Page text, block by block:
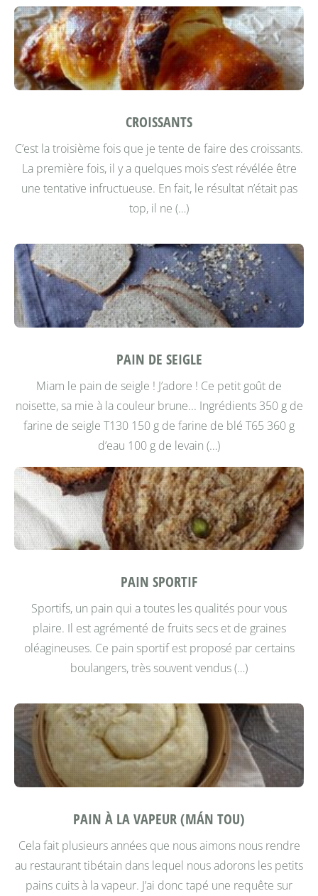
CROISSANTS
C’est la troisième fois que je tente de faire des croissants.
La première fois, il y a quelques mois s’est révélée être
une tentative infructueuse. En fait, le résultat n’était pas
top, il ne (…)
PAIN DE SEIGLE
Miam le pain de seigle ! J’adore ! Ce petit goût de
noisette, sa mie à la couleur brune... Ingrédients 350 g de
farine de seigle T130 150 g de farine de blé T65 360 g
d’eau 100 g de levain (…)
PAIN SPORTIF
Sportifs, un pain qui a toutes les qualités pour vous
plaire. Il est agrémenté de fruits secs et de graines
oléagineuses. Ce pain sportif est proposé par certains
boulangers, très souvent vendus (…)
PAIN À LA VAPEUR (MÁN TOU)
Cela fait plusieurs années que nous aimons nous rendre
au restaurant tibétain dans lequel nous adorons les petits
pains cuits à la vapeur. J’ai donc tapé une requête sur